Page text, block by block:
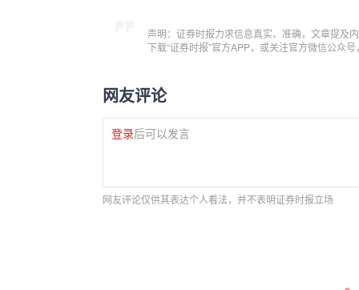
声明：证券时报力求信息真实、准确，文章提及
下载“证券时报”官方APP，或关注官方微信公众
网友评论
登录后可以发言
网友评论仅供其表达个人看法，并不表明证券时报立场